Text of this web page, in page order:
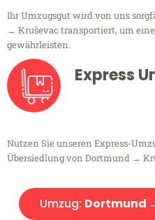
Ihr Umzugsgut wird von uns
→ Kruševac transportiert, um
gewährleisten.
Express
Nutzen Sie unseren Express-
Übersiedlung von Dortmund →
Umzug: Dortmund